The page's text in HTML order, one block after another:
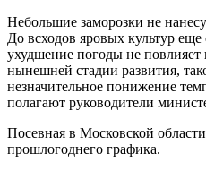
Небольшие заморозки не
До всходов яровых культур еще
ухудшение погоды не
нынешней стадии развития,
незначительное понижение
полагают руководители
Посевная в Московской
прошлогоднего графика.